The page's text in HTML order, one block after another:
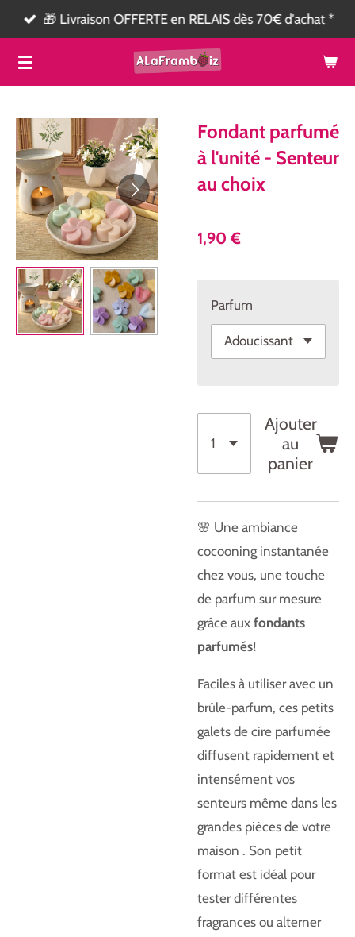
Passer
au
contenu
principal
🎁 Livraison OFFERTE en RELAIS dès 70€ d'achat *
Fondant parfumé
à l'unité - Senteur
au choix
1,90 €
Parfum
Ajouter
au
panier
🌸 Une ambiance
cocooning instantanée
chez vous, une touche
de parfum sur mesure
grâce aux fondants
parfumés!
Faciles à utiliser avec un
brûle-parfum, ces petits
galets de cire parfumée
diffusent rapidement et
intensément vos
senteurs même dans les
grandes pièces de votre
maison . Son petit
format est idéal pour
tester différentes
fragrances ou alterner